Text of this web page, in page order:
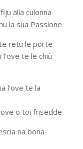
alla culonna
la sua Passione
retu le porte
te le chiù
l’ove te la
o toi frisedde
na bona